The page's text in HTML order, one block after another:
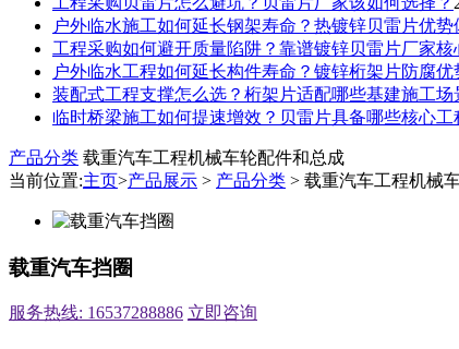
户外临水施工如何延长钢架寿命？热镀锌贝雷片优势
工程采购如何避开质量陷阱？靠谱镀锌贝雷片厂家核
户外临水工程如何延长构件寿命？镀锌桁架片防腐优
装配式工程支撑怎么选？桁架片适配哪些基建施工场
临时桥梁施工如何提速增效？贝雷片具备哪些核心工
产品分类 载重汽车工程机械车轮配件和总成
当前位置:主页>产品展示 > 产品分类 > 载重汽车工程机械
载重汽车挡圈
服务热线: 16537288886 立即咨询